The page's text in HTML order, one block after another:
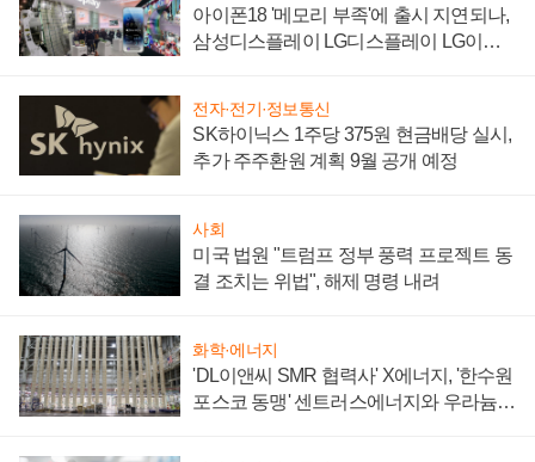
아이폰18 '메모리 부족'에 출시 지연되나,
삼성디스플레이 LG디스플레이 LG이노
전자·전기·정보통신
SK하이닉스 1주당 375원 현금배당 실시,
추가 주주환원 계획 9월 공개 예정
사회
미국 법원 "트럼프 정부 풍력 프로젝트 동
결 조치는 위법", 해제 명령 내려
화학·에너지
'DL이앤씨 SMR 협력사' X에너지, '한수원
포스코 동맹' 센트러스에너지와 우라늄